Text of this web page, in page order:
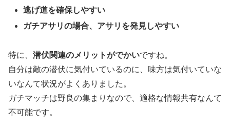
逃げ道を確保しやすい
ガチアサリの場合、アサリを発見しやすい
特に、 潜伏関連のメリットがでかいですね。
自分は敵の潜伏に気付いているのに、味方は気付いていな
いなんて状況がよくありました。
ガチマッチは野良の集まりなので、適格な情報共有なんて
不可能です。